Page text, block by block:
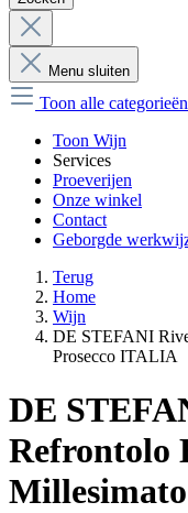
Menu sluiten
Toon alle categorieën
Toon Wijn
Services
Proeverijen
Onze winkel
Contact
Geborgde
Terug
Home
Wijn
DE STEFANI
Prosecco ITALIA
DE
Refrontolo